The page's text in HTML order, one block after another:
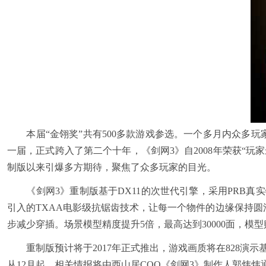
本届“金翎奖”共有500多款游戏参选。一个多月内众多玩
一届，正式跨入了第二个十年，《剑网3》自2008年荣获“玩
制版以来引爆多方期待，聚焦了众多玩家的目光。
《剑网3》重制版基于DX11的次世代引擎，采用PRB真实
引入的TXAA电影级抗锯齿技术，让每一个物件的边缘保持
步减少穿插。场景模型精度提升5倍，最高达到30000面，模
重制版预计将于2017年正式推出，游戏画质将在828演示